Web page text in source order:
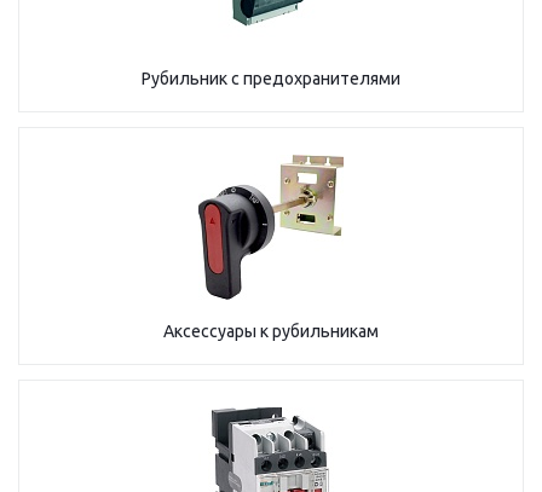
Рубильник с предохранителями
Аксессуары к рубильникам